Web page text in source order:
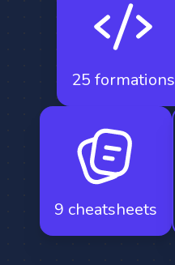
25 formations
9 cheatsheets